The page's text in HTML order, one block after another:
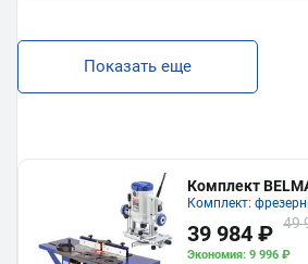
Показать еще
Комплект
Комплект:
39 984 ₽ 49
Экономия: 9 996 ₽